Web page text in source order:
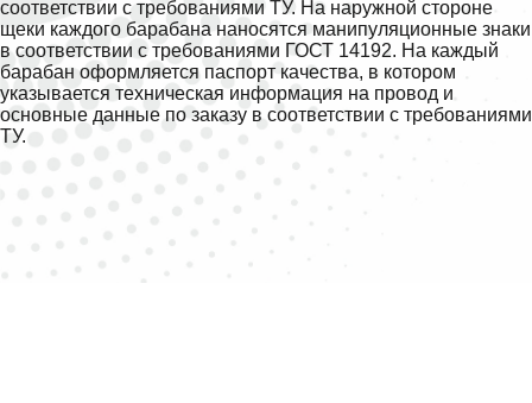
соответствии с требованиями ТУ. На наружной стороне
щеки каждого барабана наносятся манипуляционные знаки
в соответствии с требованиями ГОСТ 14192. На каждый
барабан оформляется паспорт качества, в котором
указывается техническая информация на провод и
основные данные по заказу в соответствии с требованиями
ТУ.